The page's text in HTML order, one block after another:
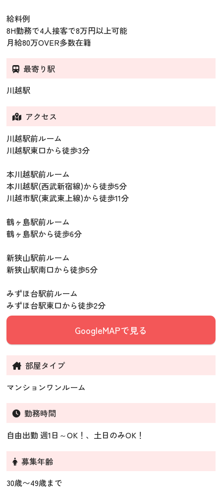
給料例
8H勤務で4人接客で8万円以上可能
月給80万OVER多数在籍
最寄り駅
川越駅
アクセス
川越駅前ルーム
川越駅東口から徒歩3分
本川越駅前ルーム
本川越駅(西武新宿線)から徒歩5分
川越市駅(東武東上線)から徒歩11分
鶴ヶ島駅前ルーム
鶴ヶ島駅から徒歩6分
新狭山駅前ルーム
新狭山駅南口から徒歩5分
みずほ台駅前ルーム
みずほ台駅東口から徒歩2分
GoogleMAPで見る
部屋タイプ
マンションワンルーム
勤務時間
自由出勤 週1日～OK！、土日のみOK！
募集年齢
30歳〜49歳まで